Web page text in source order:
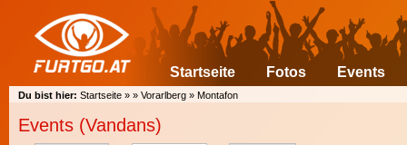
Startseite Fotos Events
Du bist hier: Startseite » » Vorarlberg » Montafon
Events (Vandans)